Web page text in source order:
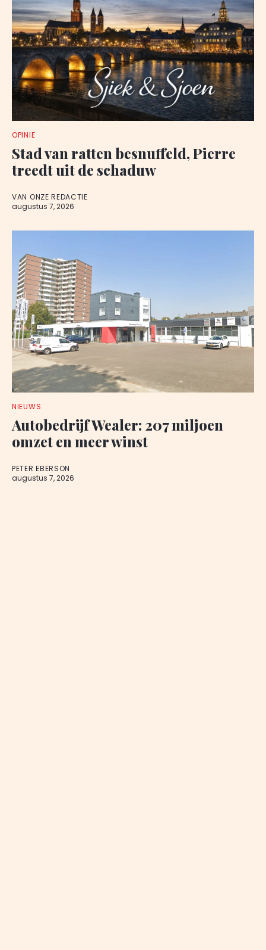
OPINIE
Stad van ratten besnuffeld, Pierre
treedt uit de schaduw
VAN ONZE REDACTIE
augustus 7, 2026
NIEUWS
Autobedrijf Wealer: 207 miljoen
omzet en meer winst
PETER EBERSON
augustus 7, 2026